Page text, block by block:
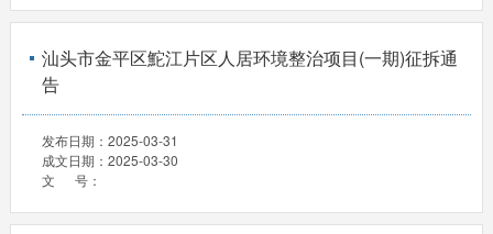
汕头市金平区鮀江片区人居环境整治项目(一期)征拆通
告
发布日期： 2025-03-31
成文日期： 2025-03-30
文 号：